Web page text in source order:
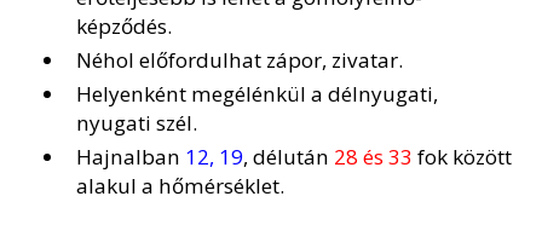
képződés.
Néhol előfordulhat zápor, zivatar.
Helyenként megélénkül a délnyugati,
nyugati szél.
Hajnalban 12, 19, délután 28 és 33 fok között
alakul a hőmérséklet.